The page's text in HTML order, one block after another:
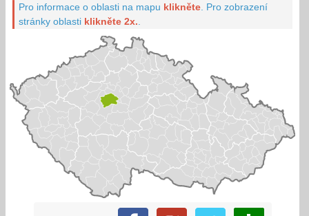
Pro informace o oblasti na mapu klikněte Pro zobrazení
stránky oblasti klikněte 2x.